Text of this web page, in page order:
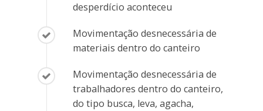
desperdício aconteceu
Movimentação desnecessária de
materiais dentro do canteiro
Movimentação desnecessária de
trabalhadores dentro do canteiro,
do tipo busca, leva, agacha,